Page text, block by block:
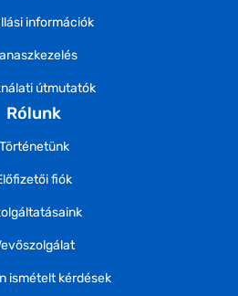
információk
útmutatók
Rólunk
Történetünk
fiók
ismételt kérdések